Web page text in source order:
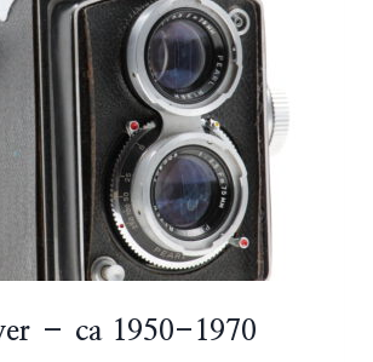
– ca 1950-1970